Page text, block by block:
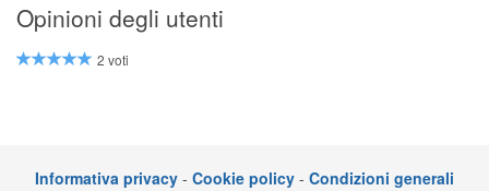
Opinioni degli utenti
2 voti
Informativa privacy - Cookie policy - Condizioni generali